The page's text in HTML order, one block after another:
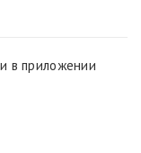
в приложении